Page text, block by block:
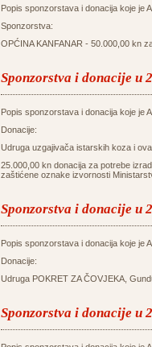
Popis sponzorstava i donacija koje je
Sponzorstva:
OPĆINA KANFANAR - 50.000,00 kn
Sponzorstva i donacije u
Popis sponzorstava i donacija koje je
Donacije:
Udruga uzgajivača istarskih koza i
25.000,00 kn donacija za potrebe
zaštićene oznake izvornosti
Sponzorstva i donacije u
Popis sponzorstava i donacija koje je
Donacije:
Udruga POKRET ZA ČOVJEKA,
Sponzorstva i donacije u